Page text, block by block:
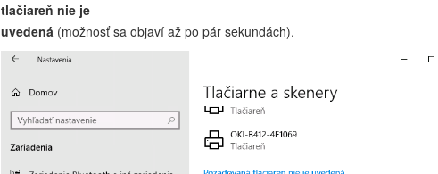
tlačiareň nie je
uvedená (možnosť sa objaví až po pár sekundách).